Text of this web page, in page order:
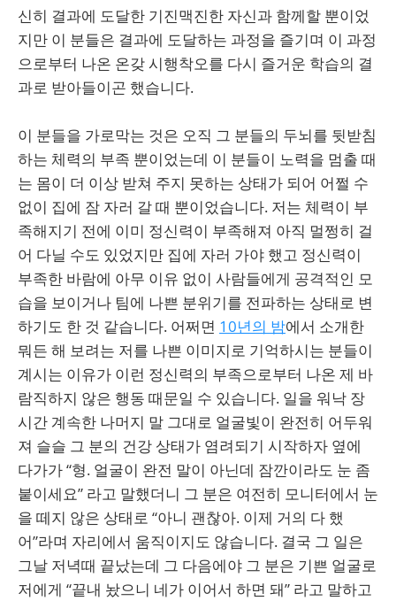
신히 결과에 도달한 기진맥진한 자신과 함께할 뿐이었
지만 이 분들은 결과에 도달하는 과정을 즐기며 이 과정
으로부터 나온 온갖 시행착오를 다시 즐거운 학습의 결
과로 받아들이곤 했습니다.
이 분들을 가로막는 것은 오직 그 분들의 두뇌를 뒷받침
하는 체력의 부족 뿐이었는데 이 분들이 노력을 멈출 때
는 몸이 더 이상 받쳐 주지 못하는 상태가 되어 어쩔 수
없이 집에 잠 자러 갈 때 뿐이었습니다. 저는 체력이 부
족해지기 전에 이미 정신력이 부족해져 아직 멀쩡히 걸
어 다닐 수도 있었지만 집에 자러 가야 했고 정신력이
부족한 바람에 아무 이유 없이 사람들에게 공격적인 모
습을 보이거나 팀에 나쁜 분위기를 전파하는 상태로 변
하기도 한 것 같습니다. 어쩌면 10년의 밤에서 소개한
뭐든 해 보려는 저를 나쁜 이미지로 기억하시는 분들이
계시는 이유가 이런 정신력의 부족으로부터 나온 제 바
람직하지 않은 행동 때문일 수 있습니다. 일을 워낙 장
시간 계속한 나머지 말 그대로 얼굴빛이 완전히 어두워
져 슬슬 그 분의 건강 상태가 염려되기 시작하자 옆에
다가가 “형. 얼굴이 완전 말이 아닌데 잠깐이라도 눈 좀
붙이세요” 라고 말했더니 그 분은 여전히 모니터에서 눈
을 떼지 않은 상태로 “아니 괜찮아. 이제 거의 다 했
어”라며 자리에서 움직이지도 않습니다. 결국 그 일은
그날 저녁때 끝났는데 그 다음에야 그 분은 기쁜 얼굴로
저에게 “끝내 놨으니 네가 이어서 하면 돼” 라고 말하고